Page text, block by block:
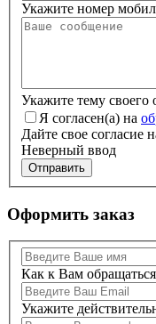
Укажите номер
Укажите тему своего
Я согласен(а) на
Дайте свое согласие
Неверный ввод
Отправить
Оформить заказ
Как к Вам
Укажите